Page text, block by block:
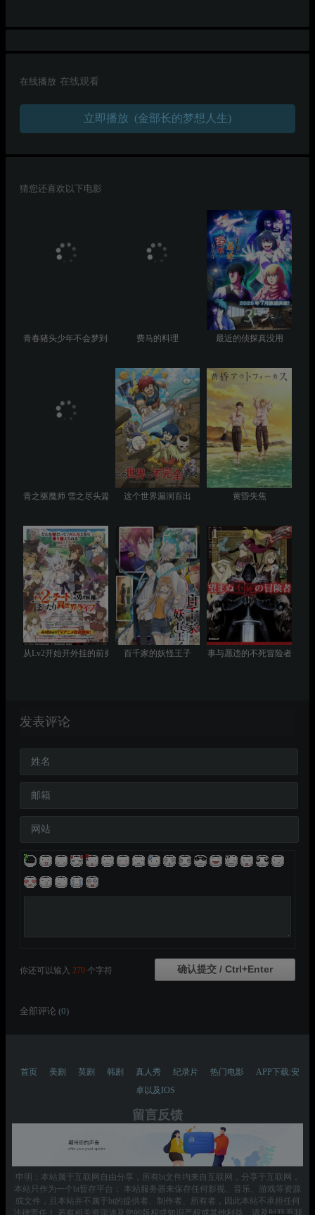
在线播放 在线观看
立即播放 (金部长的梦想人生)
猜您还喜欢以下电影
青春猪头少年不会梦到圣诞服女郎费马的料理 最近的侦探真没用
青之驱魔师 雪之尽头篇 这个世界漏洞百出 黄昏失焦
从Lv2开始开外挂的前勇者候补过着悠哉异世界生活
百千家的妖怪王子 事与愿违的不死冒险者
发表评论
姓名
邮箱
网站
你还可以输入 270 个字符
全部评论 (0)
首页 美剧 英剧 韩剧 真人秀 纪录片 热门电影
APP下载:安
卓以及IOS
留言反馈
申明：本站属于互联网自由分享，所有bt文件均来自互联网，分享于互联网，
本站只作为一个bt暂存平台； 本站服务器未保存任何影视、音乐、游戏等资源
或文件，且本站并不属于bt的提供者、制作者、所有者，因此本站不承担任何